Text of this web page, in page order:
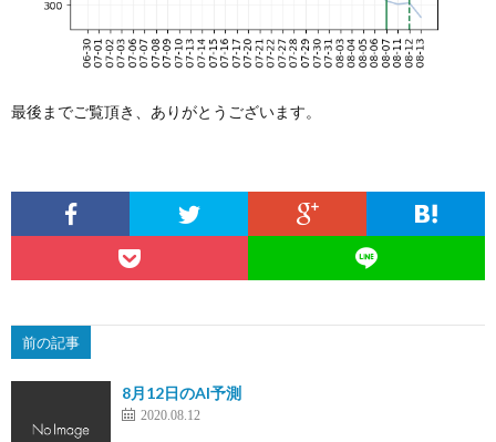
最後までご覧頂き、ありがとうございます。
前の記事
8月12日のAI予測
2020.08.12